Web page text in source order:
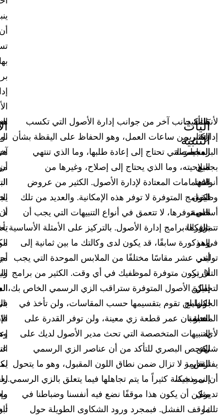
لأنظمة
إدارة
البرمجيات
بجميع
أنواعها
وظيفة
أساسية
تتمثل
في
توليد
التقارير،
لتحليل
الجوانب
المختلفة
لأي
شيء
يفترض
أن
تديره
تلك
بالتأكيد،
التقارير
المخصصة
التي
قد
تكون
خاصة
بالوكالة،
وهو
أمر
لا
يمكن
للبرامج
التنبؤ
به.
لكن
التقارير
النموذجية،
مثل
ما
آليات
التنبيه
هناك جانب آخر من جوانب إدارة الأصول التي تكسب
الكثير من ساعات العمل، وهو الحفاظ على اليقظة بشأن
العناصر التي تحتاج إلى إعادة طلبها، وما الذي تنتهي
صلاحيته، وما الذي يحتاج إلى إصلاح، وغيرها من
الاهتمامات المعتادة لإدارة الأصول. الكثير من عروض
البرامج المتوفرة لا توفر هذه الإمكانية. والعديد من تلك
التي توفرها، لا تتعمق في أنواع التنبيهات التي يجب أن
توفرها برامج إدارة الأصول. بالتركيز على الأمثلة الأساسية
المذكورة سابقًا، قد يكون لدى وكالتك ما بين ثمانية إلى
اثني عشر مقاسًا مختلفًا من الملابس الموحدة التي يجب
أن تكون متوفرة لموظفيك في أي وقت. الكثير من برامج
إدارة الأصول المتوفرة ستراقب الزي الرسمي الخاص بك،
لكنها لن تقوم بتقسيمها حسب المقاسات، ولن تأخذ في
الحسبان عمر قطعة زي معينة، ولن توفر القدرة على
التنبيهات المتخصصة التي تحث مدير الأصول لديك على
الفحص البصري للتأكد من أن عناصر الزي الرسمي
القديمة لا تزال ضمن نطاق اللون المقبول، وهو ما يتحول
إلى مشكلة كثيراً ما يتم تجاهلها فيما يتعلق بالزي الرسمي.
يمكن أن يكون هذا موقفًا نضع فيه أنفسنا وضباطنا في
موقف الفشل. فبمجرد ورود الشكاوى الطويلة حول
لا